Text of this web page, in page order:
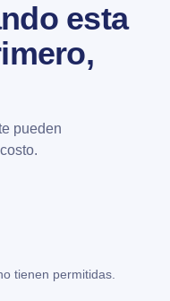
esta
pueden
tienen permitidas.